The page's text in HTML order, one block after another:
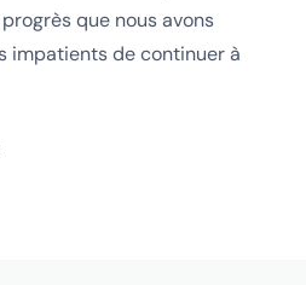
que nous avons
impatients de continuer à